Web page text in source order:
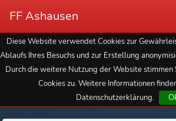
FF Ashausen
Diese Website verwendet Cookies zur
Ablaufs Ihres Besuchs und zur Erstellung
Durch die weitere Nutzung der Website stimmen
Cookies zu. Weitere Informationen
Datenschutzerklärung.